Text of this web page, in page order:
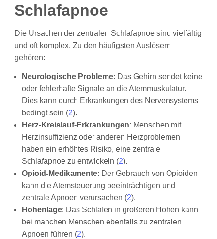
Schlafapnoe
Die Ursachen der zentralen Schlafapnoe sind vielfältig
und oft komplex. Zu den häufigsten Auslösern
gehören:
Neurologische Probleme: Das Gehirn sendet keine
oder fehlerhafte Signale an die Atemmuskulatur.
Dies kann durch Erkrankungen des Nervensystems
bedingt sein (2).
Herz-Kreislauf-Erkrankungen: Menschen mit
Herzinsuffizienz oder anderen Herzproblemen
haben ein erhöhtes Risiko, eine zentrale
Schlafapnoe zu entwickeln (2).
Opioid-Medikamente: Der Gebrauch von Opioiden
kann die Atemsteuerung beeinträchtigen und
zentrale Apnoen verursachen (2).
Höhenlage: Das Schlafen in größeren Höhen kann
bei manchen Menschen ebenfalls zu zentralen
Apnoen führen (2).